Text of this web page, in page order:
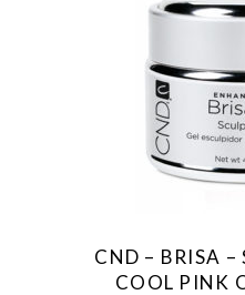
CND – BRISA –
COOL PINK